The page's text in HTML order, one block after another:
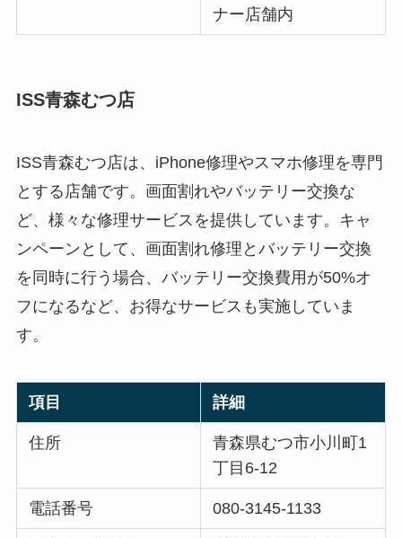
ナー店舗内
ISS青森むつ店
ISS青森むつ店は、iPhone修理やスマホ修理を専門
とする店舗です。画面割れやバッテリー交換な
ど、様々な修理サービスを提供しています。キャ
ンペーンとして、画面割れ修理とバッテリー交換
を同時に行う場合、バッテリー交換費用が50%オ
フになるなど、お得なサービスも実施していま
す。
項目 詳細
住所
青森県むつ市小川町1
丁目6-12
電話番号 080-3145-1133